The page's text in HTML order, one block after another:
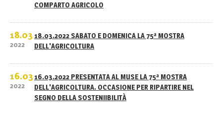
COMPARTO AGRICOLO
18.03
2022
18.03.2022 SABATO E DOMENICA LA 75ª MOSTRA
DELL'AGRICOLTURA
16.03
2022
16.03.2022 PRESENTATA AL MUSE LA 75ª MOSTRA
DELL'AGRICOLTURA. OCCASIONE PER RIPARTIRE NEL
SEGNO DELLA SOSTENIIBILITÀ